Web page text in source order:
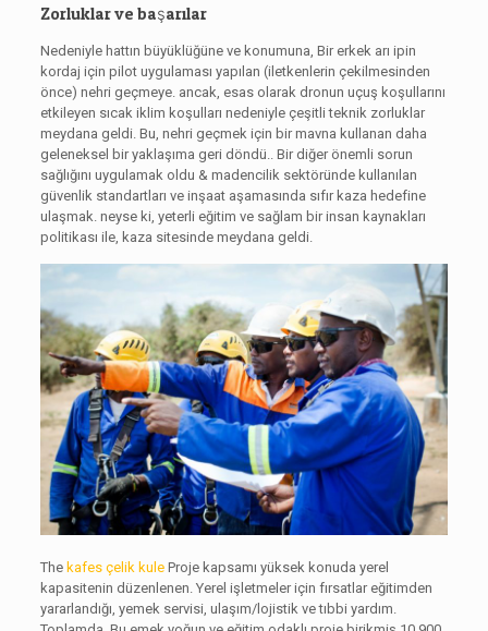
Zorluklar ve başarılar
Nedeniyle hattın büyüklüğüne ve konumuna, Bir erkek arı ipin
kordaj için pilot uygulaması yapılan (iletkenlerin çekilmesinden
önce) nehri geçmeye. ancak, esas olarak dronun uçuş koşullarını
etkileyen sıcak iklim koşulları nedeniyle çeşitli teknik zorluklar
meydana geldi. Bu, nehri geçmek için bir mavna kullanan daha
geleneksel bir yaklaşıma geri döndü.. Bir diğer önemli sorun
sağlığını uygulamak oldu & madencilik sektöründe kullanılan
güvenlik standartları ve inşaat aşamasında sıfır kaza hedefine
ulaşmak. neyse ki, yeterli eğitim ve sağlam bir insan kaynakları
politikası ile, kaza sitesinde meydana geldi.
The kafes çelik kuleProje kapsamı yüksek konuda yerel
kapasitenin düzenlenen. Yerel işletmeler için fırsatlar eğitimden
yararlandığı, yemek servisi, ulaşım/lojistik ve tıbbi yardım.